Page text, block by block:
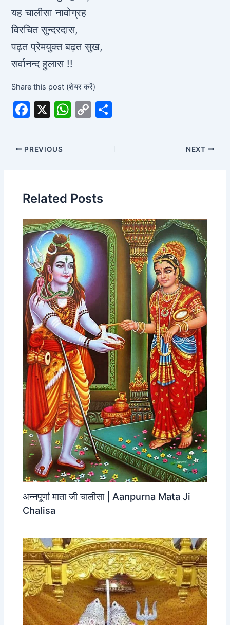
यह चालीसा नावोग्रह
विरचित सुन्दरदास,
पढ़त प्रेमयुक्त बढ़त सुख,
सर्वानन्द हुलास !!
Share this post (शेयर करें)
F
c
e
o
o
k
X
W
p
p
C
n
k
PREVIOUS NEXT
Related Posts
अन्नपूर्णा माता जी चालीसा | Aanpurna Mata Ji
Chalisa